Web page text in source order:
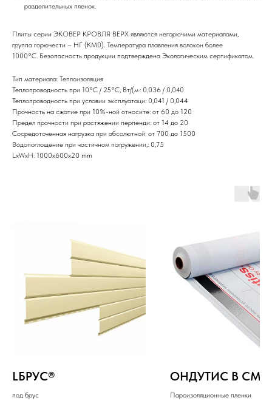
разделительных пленок.
Плиты серии ЭКОВЕР КРОВЛЯ ВЕРХ являются негорючими материалами,
группа горючести – НГ (КМ0). Температура плавления волокон более
1000°С. Безопасность продукции подтверждена Экологическим сертификатом.
Тип материала: Теплоизоляция
Теплопроводность при 10°С / 25°С, Вт/(м·: 0,036 / 0,040
Теплопроводность при условии эксплуатаци: 0,041 / 0,044
Прочность на сжатие при 10%-ной относите: от 60 до 120
Предел прочности при растяжении перпенди: от 14 до 20
Сосредоточенная нагрузка при абсолютной: от 700 до 1500
Водопоглощение при частичном погружении,: 0,75
LxWxH: 1000x600x20 mm
LБРУС®
под брус
ОНДУТИС В
Пароизоляционные пленки